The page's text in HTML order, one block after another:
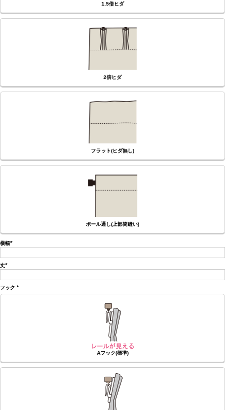
1.5倍ヒダ
2倍ヒダ
フラット(ヒダ無し)
ポール通し(上部筒縫い)
横幅
須)
丈
須)
フック
(必
Aフック(標準)